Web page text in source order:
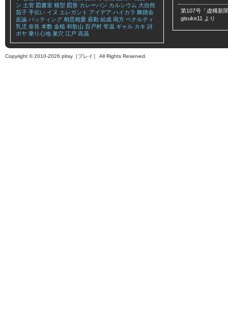
ン 土管 図書室 模型 図形 カレーパン カルシウム 大自然
茄子 手伝い イヌ エレガント アイデア ハイカラ 舞踏会
反論 バッティング 相思相愛 昼勤 結成 両方 ペナルティ
乳児 奈良 本数 金槌 和歌山 百戸村 常温 ギャル カキ 詩
ボヤ 乗り心地 巣穴 江戸 高温
第107号「虚構新
gisuke11 より
Copyright © 2010-2026 plray［プレイ］ All Rights Reserved.